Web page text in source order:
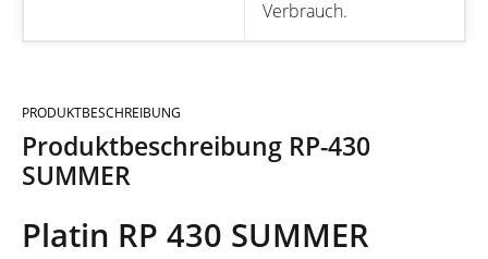
Verbrauch.
PRODUKTBESCHREIBUNG
Produktbeschreibung RP-430
SUMMER
Platin RP 430 SUMMER